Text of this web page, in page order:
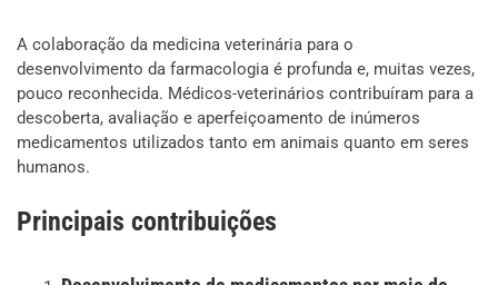
A colaboração da medicina veterinária para o
desenvolvimento da farmacologia é profunda e, muitas vezes,
pouco reconhecida. Médicos-veterinários contribuíram para a
descoberta, avaliação e aperfeiçoamento de inúmeros
medicamentos utilizados tanto em animais quanto em seres
humanos.
Principais contribuições